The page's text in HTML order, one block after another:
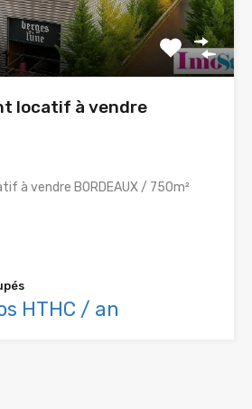
locatif à vendre
à vendre BORDEAUX / 750m²
HTHC / an